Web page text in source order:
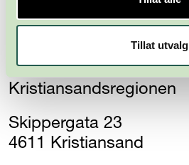
Tillat utvalg
Næringsforeningen i
Kristiansandsregionen
Skippergata 23
4611 Kristiansand